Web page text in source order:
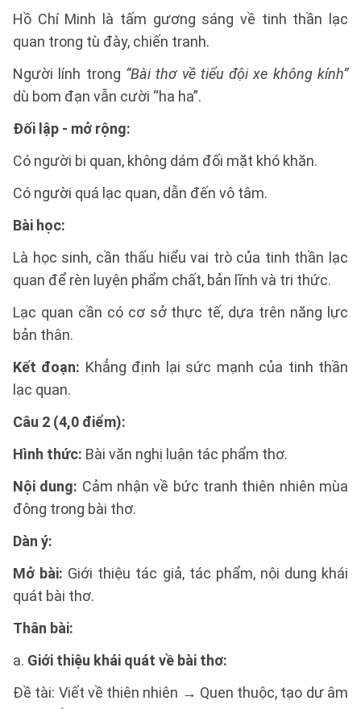
Hồ Chí Minh là tấm gương sáng về tinh thần lạc
quan trong tù đày, chiến tranh.
Người lính trong “Bài thơ về tiểu đội xe không kính”
dù bom đạn vẫn cười “ha ha”.
Đối lập - mở rộng:
Có người bi quan, không dám đối mặt khó khăn.
Có người quá lạc quan, dẫn đến vô tâm.
Bài học:
Là học sinh, cần thấu hiểu vai trò của tinh thần lạc
quan để rèn luyện phẩm chất, bản lĩnh và tri thức.
Lạc quan cần có cơ sở thực tế, dựa trên năng lực
bản thân.
Kết đoạn: Khẳng định lại sức mạnh của tinh thần
lạc quan.
Câu 2 (4,0 điểm):
Hình thức: Bài văn nghị luận tác phẩm thơ.
Nội dung: Cảm nhận về bức tranh thiên nhiên mùa
đông trong bài thơ.
Dàn ý:
Mở bài: Giới thiệu tác giả, tác phẩm, nội dung khái
quát bài thơ.
Thân bài:
a. Giới thiệu khái quát về bài thơ:
Đề tài: Viết về thiên nhiên → Quen thuộc, tạo dư âm